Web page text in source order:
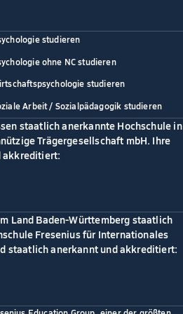
studieren
ohne NC studieren
studieren
Arbeit / Sozialpädagogik studieren
staatlich anerkannte Hochschule in
Trägergesellschaft mbH. Ihre
akkreditiert:
Land Baden-Württemberg staatlich
Fresenius für Internationales
staatlich anerkannt und akkreditiert: